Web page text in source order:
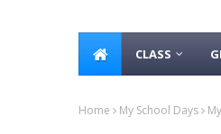
CLASS
Home My School Days